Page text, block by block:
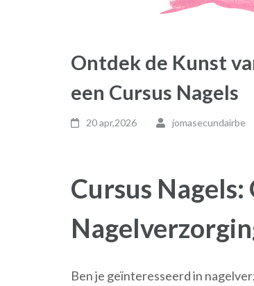
Ontdek de Kunst
een Cursus Nagels
20 apr,2026 jomasecundairbe
Cursus
Ben je geïnteresseerd in